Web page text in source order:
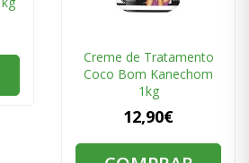
Creme de Tratamento
Coco Bom Kanechom
1kg
12,90€